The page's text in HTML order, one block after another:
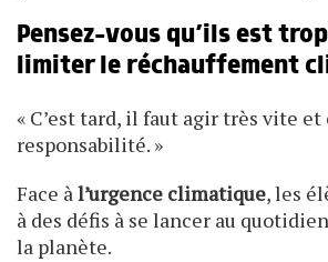
Pensez-vous qu’ils est
limiter le réchauffement
« C’est tard, il faut agir très vite et
responsabilité. »
Face àl’urgence climatique, les
à des défis à se lancer au
la planète.